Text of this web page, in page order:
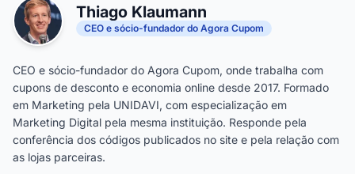
Thiago Klaumann
CEO e sócio-fundador do Agora Cupom
CEO e sócio-fundador do Agora Cupom, onde trabalha com
cupons de desconto e economia online desde 2017. Formado
em Marketing pela UNIDAVI, com especialização em
Marketing Digital pela mesma instituição. Responde pela
conferência dos códigos publicados no site e pela relação com
as lojas parceiras.